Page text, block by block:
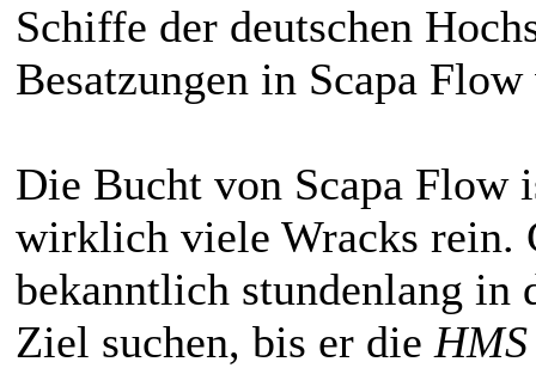
Schiffe der deutschen
Besatzungen in Scapa
Die Bucht von Scapa Flow
wirklich viele Wracks rein.
bekanntlich stundenlang in
Ziel suchen, bis er die